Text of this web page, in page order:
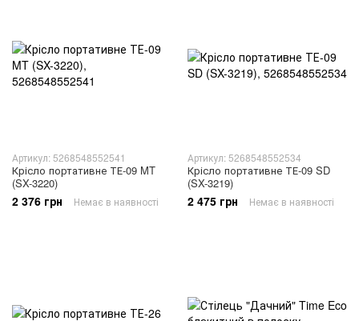
Артикул: 5268548552541
Крісло портативне ТЕ-09 MT
(SX-3220)
2 376 грн Немає в наявності
Артикул: 5268548552534
Крісло портативне ТЕ-09 SD
(SX-3219)
2 475 грн Немає в наявності